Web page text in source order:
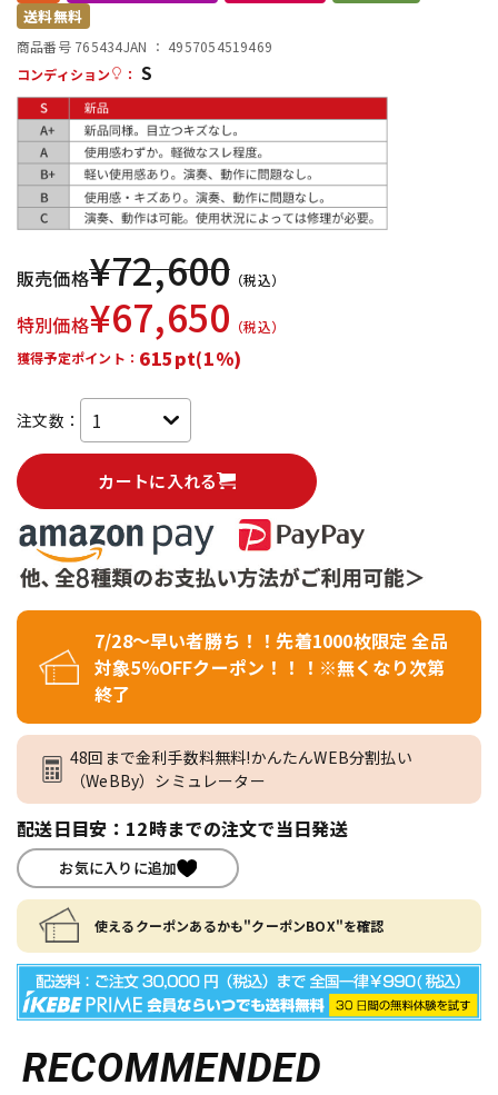
中古
送料無料
商品番号 765434JAN ： 4957054519469
コンディション
： S
販売価格¥72,600 （税込）
特別価格¥67,650 （税込）
獲得予定ポイント： 615pt(1%)
注文数：
カートに入れる
7/28～早い者勝ち！！先着1000枚限定 全品
対象5％OFFクーポン！！！※無くなり次第
終了
48回まで金利手数料無料!かんたんWEB分割払い
（WeBBy）シミュレーター
配送日目安：12時までの注文で当日発送
お気に入りに追加
使えるクーポンあるかも"クーポンBOX"を確認
RECOMMENDED